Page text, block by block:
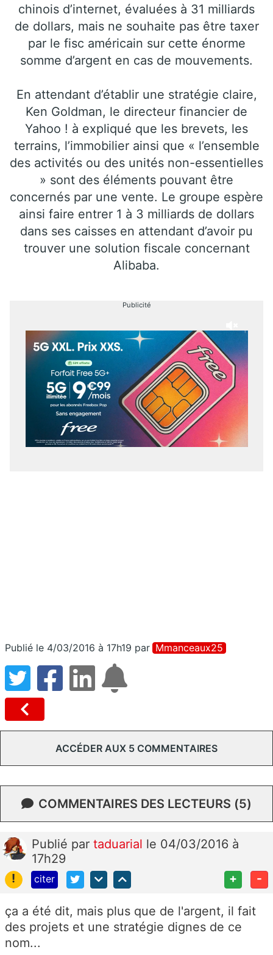
chinois d’internet, évaluées à 31 milliards
de dollars, mais ne souhaite pas être taxer
par le fisc américain sur cette énorme
somme d’argent en cas de mouvements.
En attendant d’établir une stratégie claire,
Ken Goldman, le directeur financier de
Yahoo ! à expliqué que les brevets, les
terrains, l’immobilier ainsi que « l’ensemble
des activités ou des unités non-essentielles
» sont des éléments pouvant être
concernés par une vente. Le groupe espère
ainsi faire entrer 1 à 3 milliards de dollars
dans ses caisses en attendant d’avoir pu
trouver une solution fiscale concernant
Alibaba.
Publicité
Publié le 4/03/2016 à 17h19 par Mmanceaux25
ACCÉDER AUX 5 COMMENTAIRES
COMMENTAIRES DES LECTEURS (5)
Publié par taduarial le 04/03/2016 à
17h29
!
citer + -
ça a été dit, mais plus que de l'argent, il fait
des projets et une stratégie dignes de ce
nom...